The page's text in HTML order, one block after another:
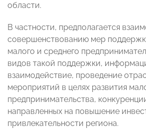
области.
В частности, предполагается
совершенствованию мер
малого и среднего
видов такой поддержки,
взаимодействие, проведение
мероприятий в целях развития
предпринимательства,
направленных на повышение
привлекательности региона.